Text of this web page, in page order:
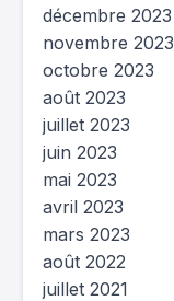
décembre 2023
novembre 2023
octobre 2023
août 2023
juillet 2023
juin 2023
mai 2023
avril 2023
mars 2023
août 2022
juillet 2021